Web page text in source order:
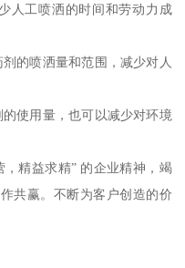
人工喷洒的时间和劳动力成
的喷洒量和范围，减少对人
使用量，也可以减少对环境
精益求精” 的企业精神，竭
共赢。不断为客户创造的价